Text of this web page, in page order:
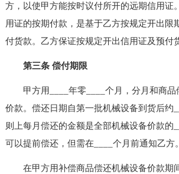
方，以使甲方能按时议付所开的远期信用证
用证的按期付款，是基于乙方按规定开出限
付货款。乙方保证按规定开出信用证及预付
第三条 偿付期限
甲方用____年零____个月，分月和商品
价款。偿还日期自第一批机械设备到货后约
则上每月偿还的金额是全部机械设备价款的
可以提前偿还，但需在____个月前通知乙方。
在甲方用补偿商品偿还机械设备价款期